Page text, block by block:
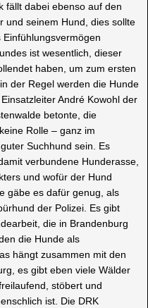
fällt dabei ebenso auf den
und seinem Hund, dies sollte
ist wesentlich, dieser
haben, um zum ersten
der Regel werden die Hunde
André Kowohl der
betonte, die
Rolle – ganz im
Suchhund sein. Es
verbundene Hunderasse,
und wofür der Hund
gäbe es dafür genug, als
der Polizei. Es gibt
die in Brandenburg
die Hunde als
hängt zusammen mit den
es gibt eben viele Wälder
stöbert und
ist. Die DRK